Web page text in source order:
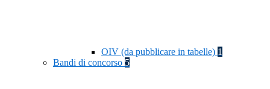
OIV (da pubblicare in tabelle) 1
Bandi di concorso 5